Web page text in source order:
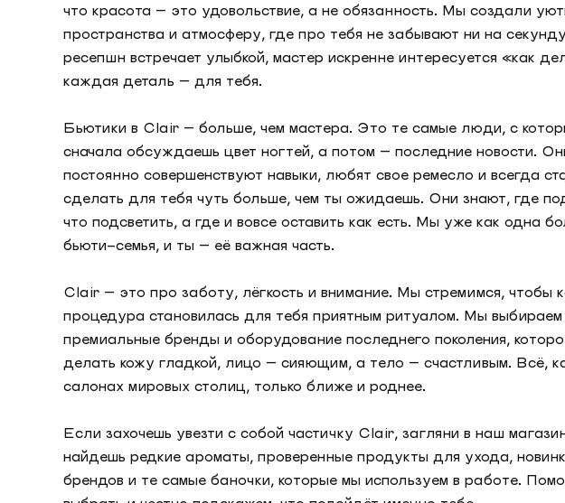
что красота — это удовольствие, а не обязанность. Мы создали
пространства и атмосферу, где про тебя не забывают ни на
ресепшн встречает улыбкой, мастер искренне интересуется «как
каждая деталь — для тебя.
Бьютики в Clair — больше, чем мастера. Это те самые люди, с
сначала обсуждаешь цвет ногтей, а потом — последние новости.
постоянно совершенствуют навыки, любят свое ремесло и всегда
сделать для тебя чуть больше, чем ты ожидаешь. Они знают, где
что подсветить, а где и вовсе оставить как есть. Мы уже как одна
бьюти-семья, и ты — её важная часть.
Clair — это про заботу, лёгкость и внимание. Мы стремимся, чтобы
процедура становилась для тебя приятным ритуалом. Мы выбираем
премиальные бренды и оборудование последнего поколения,
делать кожу гладкой, лицо — сияющим, а тело — счастливым. Всё,
салонах мировых столиц, только ближе и роднее.
Если захочешь увезти с собой частичку Clair, загляни в наш
найдешь редкие ароматы, проверенные продукты для ухода,
брендов и те самые баночки, которые мы используем в работе.